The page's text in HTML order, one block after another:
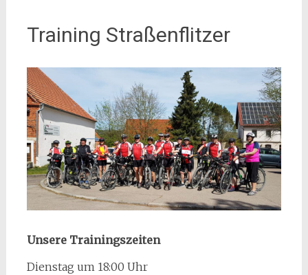
Training Straßenflitzer
Unsere Trainingszeiten
Dienstag um 18:00 Uhr